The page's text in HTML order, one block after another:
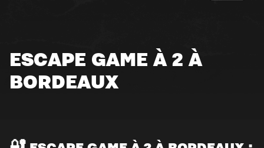
ESCAPE GAME À 2 À
BORDEAUX